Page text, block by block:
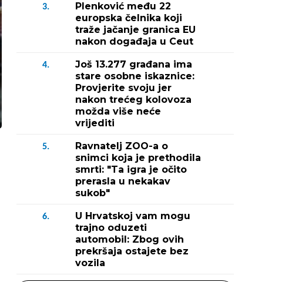
3.
Plenković među 22
europska čelnika koji
traže jačanje granica EU
nakon događaja u Ceut
4.
Još 13.277 građana ima
stare osobne iskaznice:
Provjerite svoju jer
nakon trećeg kolovoza
možda više neće
vrijediti
5.
Ravnatelj ZOO-a o
snimci koja je prethodila
smrti: "Ta igra je očito
prerasla u nekakav
sukob"
6.
U Hrvatskoj vam mogu
trajno oduzeti
automobil: Zbog ovih
prekršaja ostajete bez
vozila